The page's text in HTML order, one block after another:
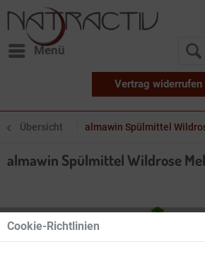
Menü
Vertrag widerrufen
Übersicht almawin Spülmittel
almawin Spülmittel Wildrose
Cookie-Richtlinien